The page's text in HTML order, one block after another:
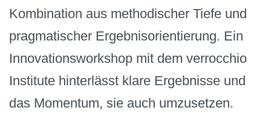
Kombination aus methodischer Tiefe und
pragmatischer Ergebnisorientierung. Ein
Innovationsworkshop mit dem verrocchio
Institute hinterlässt klare Ergebnisse und
das Momentum, sie auch umzusetzen.